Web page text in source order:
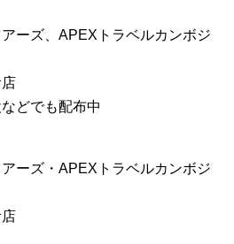
ーズ、APEXトラベルカンボジ
どでも配布中
ーズ・APEXトラベルカンボジ